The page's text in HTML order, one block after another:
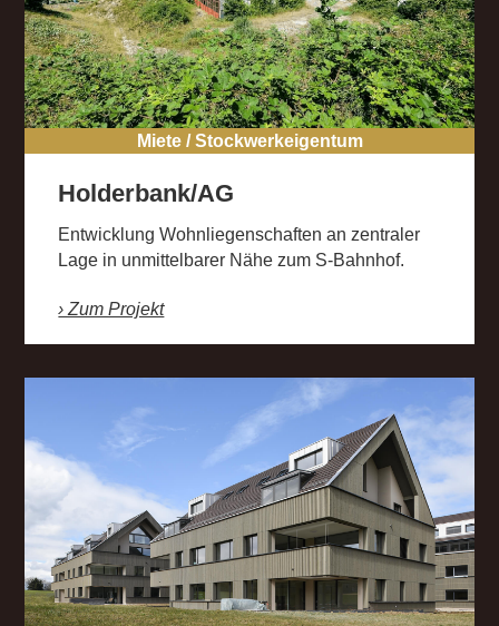
Miete / Stockwerkeigentum
Holderbank/AG
Entwicklung Wohnliegenschaften an zentraler
Lage in unmittelbarer Nähe zum S-Bahnhof.
› Zum Projekt